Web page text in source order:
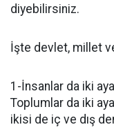
diyebilirsiniz.
İşte devlet, millet
1-İnsanlar da iki
Toplumlar da iki
ikisi de iç ve dış